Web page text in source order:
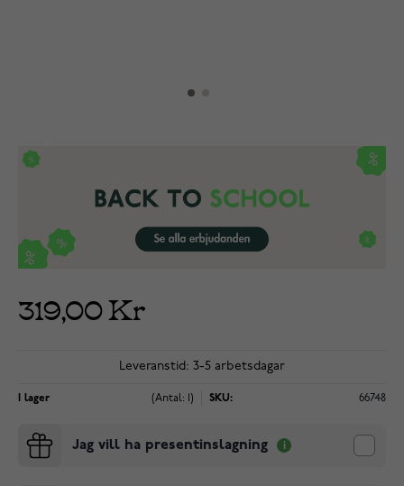
319,00 Kr
Leveranstid: 3-5 arbetsdagar
I lager (Antal: 1) SKU: 66748
Jag vill ha presentinslagning